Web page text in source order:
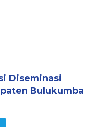
Diseminasi
Bulukumba